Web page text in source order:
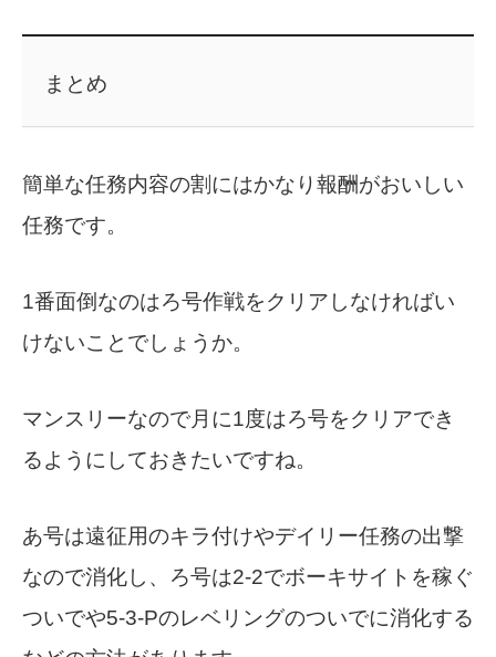
まとめ
簡単な任務内容の割にはかなり報酬がおいしい
任務です。
1番面倒なのはろ号作戦をクリアしなければい
けないことでしょうか。
マンスリーなので月に1度はろ号をクリアでき
るようにしておきたいですね。
あ号は遠征用のキラ付けやデイリー任務の出撃
なので消化し、ろ号は2-2でボーキサイトを稼ぐ
ついでや5-3-Pのレベリングのついでに消化する